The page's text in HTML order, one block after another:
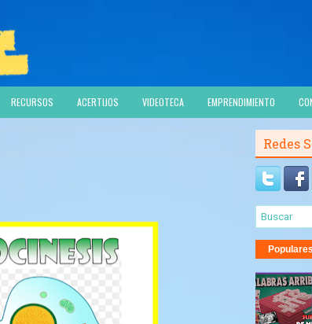
RECURSOS ACERTIJOS VIDEOTECA EMPRENDIMIENTO
Redes
Populares